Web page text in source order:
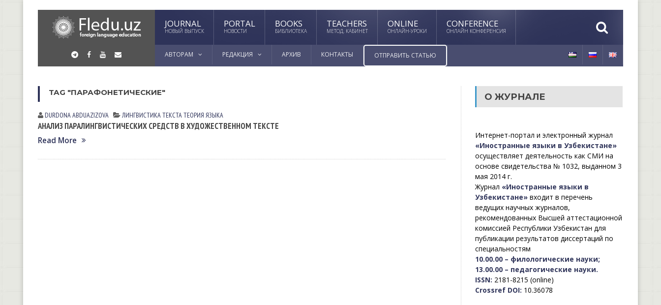
JOURNAL
НОВЫЙ ВЫПУСК
PORTAL
НОВОСТИ
BOOKS
БИБЛИОТЕКА
TEACHERS
МЕТОД. КАБИНЕТ
ONLINE
ОНЛАЙН-УРОКИ
CONFERENCE
ОНЛАЙН КОНФЕРЕНСИЯ
АВТОРАМ РЕДАКЦИЯ АРХИВ КОНТАКТЫ ОТПРАВИТЬ СТАТЬЮ
TAG "ПАРАФОНЕТИЧЕСКИЕ"
DURDONA АBDUАZIZOVА ЛИНГВИСТИКА ТЕКСТАТЕОРИЯ ЯЗЫКА
АНАЛИЗ ПАРАЛИНГВИСТИЧЕСКИХ СРЕДСТВ В ХУДОЖЕСТВЕННОМ ТЕКСТЕ
Read More
О ЖУРНАЛЕ
Интернет-портал и электронный журнал
«Иностранные языки в Узбекистане»
осуществляет деятельность как СМИ на
основе свидетельства № 1032, выданном 3
мая 2014 г.
Журнал «Иностранные языки в
Узбекистане»входит в перечень
ведущих научных журналов,
рекомендованных Высшей аттестационной
комиссией Республики Узбекистан для
публикации результатов диссертаций по
специальностям
10.00.00 – филологические науки;
13.00.00 – педагогические науки.
ISSN: 2181-8215 (online)
Crossref DOI: 10.36078